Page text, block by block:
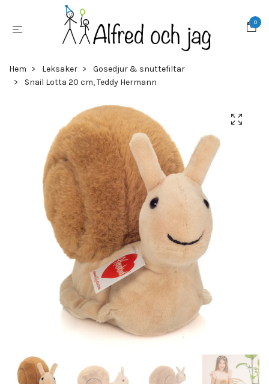
0
Hem Leksaker
Gosedjur & snuttefiltar
Snail Lotta 20 cm, Teddy Hermann